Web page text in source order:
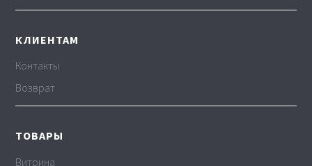
КЛИЕНТАМ
Контакты
Возврат
ТОВАРЫ
Витрина